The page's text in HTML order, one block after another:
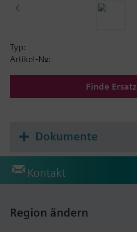
Typ:
Artikel-Nr.:
Finde Ersatz
Dokumente
Kontakt
Region ändern